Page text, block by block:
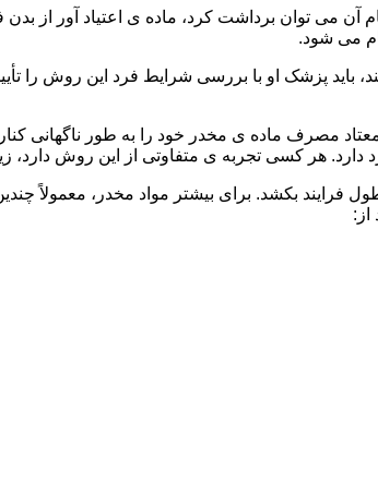
می توان برداشت کرد، ماده ی اعتیاد آور از
می شود.
باید پزشک او با بررسی شرایط فرد این روش را
مصرف ماده ی مخدر خود را به طور ناگهانی
هر کسی تجربه ی متفاوتی از این روش دارد،
فرایند بکشد. برای بیشتر مواد مخدر، معمولاً